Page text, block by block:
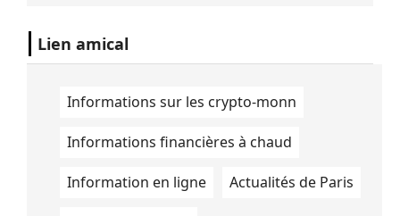
Lien amical
Informations sur les crypto-monn
Informations financières à chaud
Information en ligne Actualités de Paris